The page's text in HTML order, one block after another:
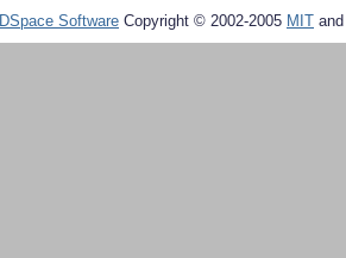
DSpace Software Copyright © 2002-2005 MIT